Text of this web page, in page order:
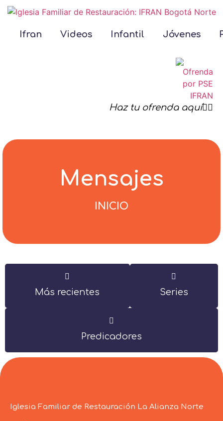
Ifran Videos Infantil Jóvenes
Haz tu ofrenda aquí☝🏻
Mensajes
INICIO
Más recientes Series
Predicadores
Iglesia Familiar de Restauración La Alianza Norte